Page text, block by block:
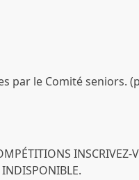
par le Comité seniors.
INSCRIVEZ-
INDISPONIBLE.